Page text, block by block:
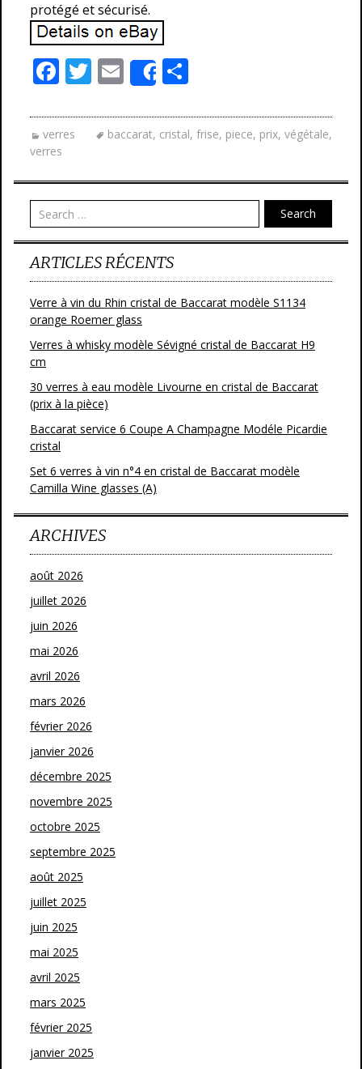
protégé et sécurisé.
F
e
b
o
o
k
T
itt
er
E
m
ai
l
Share
ta
g
er
verres baccarat, cristal, frise, piece, prix, végétale,
verres
Search
ARTICLES RÉCENTS
Verre à vin du Rhin cristal de Baccarat modèle S1134
orange Roemer glass
Verres à whisky modèle Sévigné cristal de Baccarat H9
cm
30 verres à eau modèle Livourne en cristal de Baccarat
(prix à la pièce)
Baccarat service 6 Coupe A Champagne Modéle Picardie
cristal
Set 6 verres à vin n°4 en cristal de Baccarat modèle
Camilla Wine glasses (A)
ARCHIVES
août 2026
juillet 2026
juin 2026
mai 2026
avril 2026
mars 2026
février 2026
janvier 2026
décembre 2025
novembre 2025
octobre 2025
septembre 2025
août 2025
juillet 2025
juin 2025
mai 2025
avril 2025
mars 2025
février 2025
janvier 2025